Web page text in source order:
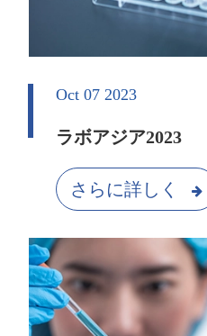
Oct 07 2023
ラボアジア2023
さらに詳しく